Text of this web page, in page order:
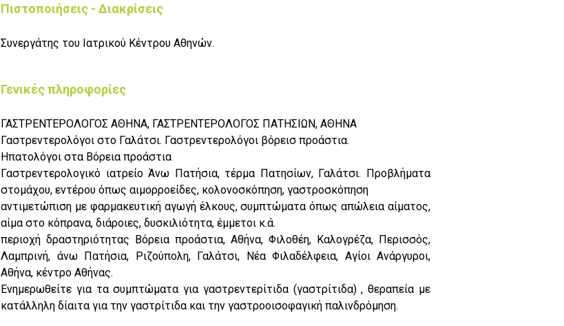
Πιστοποιήσεις - Διακρίσεις
Συνεργάτης του Ιατρικού Κέντρου Αθηνών.
Γενικές πληροφορίες
ΓΑΣΤΡΕΝΤΕΡΟΛΟΓΟΣ ΑΘΗΝΑ, ΓΑΣΤΡΕΝΤΕΡΟΛΟΓΟΣ ΠΑΤΗΣΙΩΝ, ΑΘΗΝΑ
Γαστρεντερολόγοι στο Γαλάτσι. Γαστρεντερολόγοι βόρεισ προάστια.
Ηπατολόγοι στα Βόρεια προάστια
Γαστρεντερολογικό ιατρείο Άνω Πατήσια, τέρμα Πατησίων, Γαλάτσι. Προβλήματα
στομάχου, εντέρου όπως αιμορροείδες, κολονοσκόπηση, γαστροσκόπηση
αντιμετώπιση με φαρμακευτική αγωγή έλκους, συμπτώματα όπως απώλεια αίματος,
αίμα στο κόπρανα, διάροιες, δυσκιλιότητα, έμμετοι κ.ά.
περιοχή δραστηριότητας Βόρεια προάστια, Αθήνα, Φιλοθέη, Καλογρέζα, Περισσός,
Λαμπρινή, άνω Πατήσια, Ριζούπολη, Γαλάτσι, Νέα Φιλαδέλφεια, Αγίοι Ανάργυροι,
Αθήνα, κέντρο Αθήνας.
Ενημερωθείτε για τα συμπτώματα για γαστρεντερίτιδα (γαστρίτιδα) , θεραπεία με
κατάλληλη δίαιτα για την γαστρίτιδα και την γαστροοισοφαγική παλινδρόμηση.